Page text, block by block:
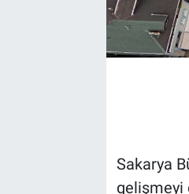
Sakarya
gelişmeyi